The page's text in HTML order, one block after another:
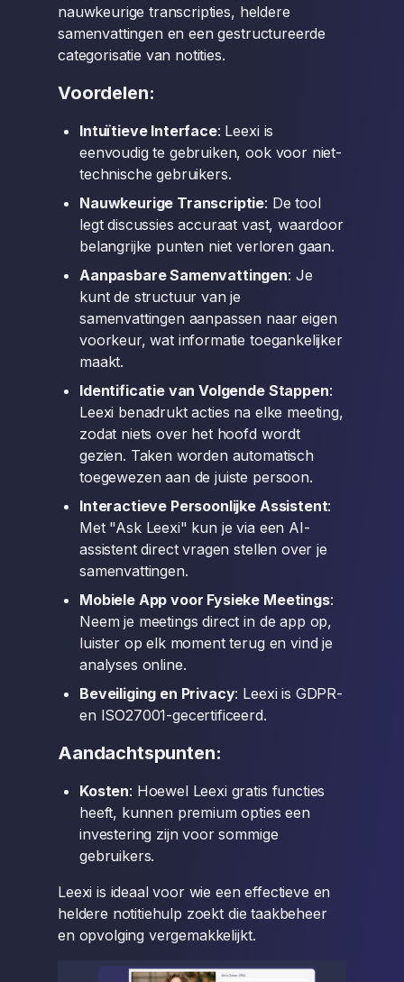
nauwkeurige transcripties, heldere
samenvattingen en een gestructureerde
categorisatie van notities.
Voordelen:
Intuïtieve Interface: Leexi is
eenvoudig te gebruiken, ook voor niet-
technische gebruikers.
Nauwkeurige Transcriptie: De tool
legt discussies accuraat vast, waardoor
belangrijke punten niet verloren gaan.
Aanpasbare Samenvattingen: Je
kunt de structuur van je
samenvattingen aanpassen naar eigen
voorkeur, wat informatie toegankelijker
maakt.
Identificatie van Volgende Stappen:
Leexi benadrukt acties na elke meeting,
zodat niets over het hoofd wordt
gezien. Taken worden automatisch
toegewezen aan de juiste persoon.
Interactieve Persoonlijke Assistent:
Met "Ask Leexi" kun je via een AI-
assistent direct vragen stellen over je
samenvattingen.
Mobiele App voor Fysieke Meetings:
Neem je meetings direct in de app op,
luister op elk moment terug en vind je
analyses online.
Beveiliging en Privacy: Leexi is GDPR-
en ISO27001-gecertificeerd.
Aandachtspunten:
Kosten: Hoewel Leexi gratis functies
heeft, kunnen premium opties een
investering zijn voor sommige
gebruikers.
Leexi is ideaal voor wie een effectieve en
heldere notitiehulp zoekt die taakbeheer
en opvolging vergemakkelijkt.